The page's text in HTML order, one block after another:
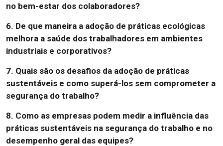
no bem-estar dos colaboradores?
6. De que maneira a adoção de práticas ecológicas
melhora a saúde dos trabalhadores em ambientes
industriais e corporativos?
7. Quais são os desafios da adoção de práticas
sustentáveis e como superá-los sem comprometer a
segurança do trabalho?
8. Como as empresas podem medir a influência das
práticas sustentáveis na segurança do trabalho e no
desempenho geral das equipes?